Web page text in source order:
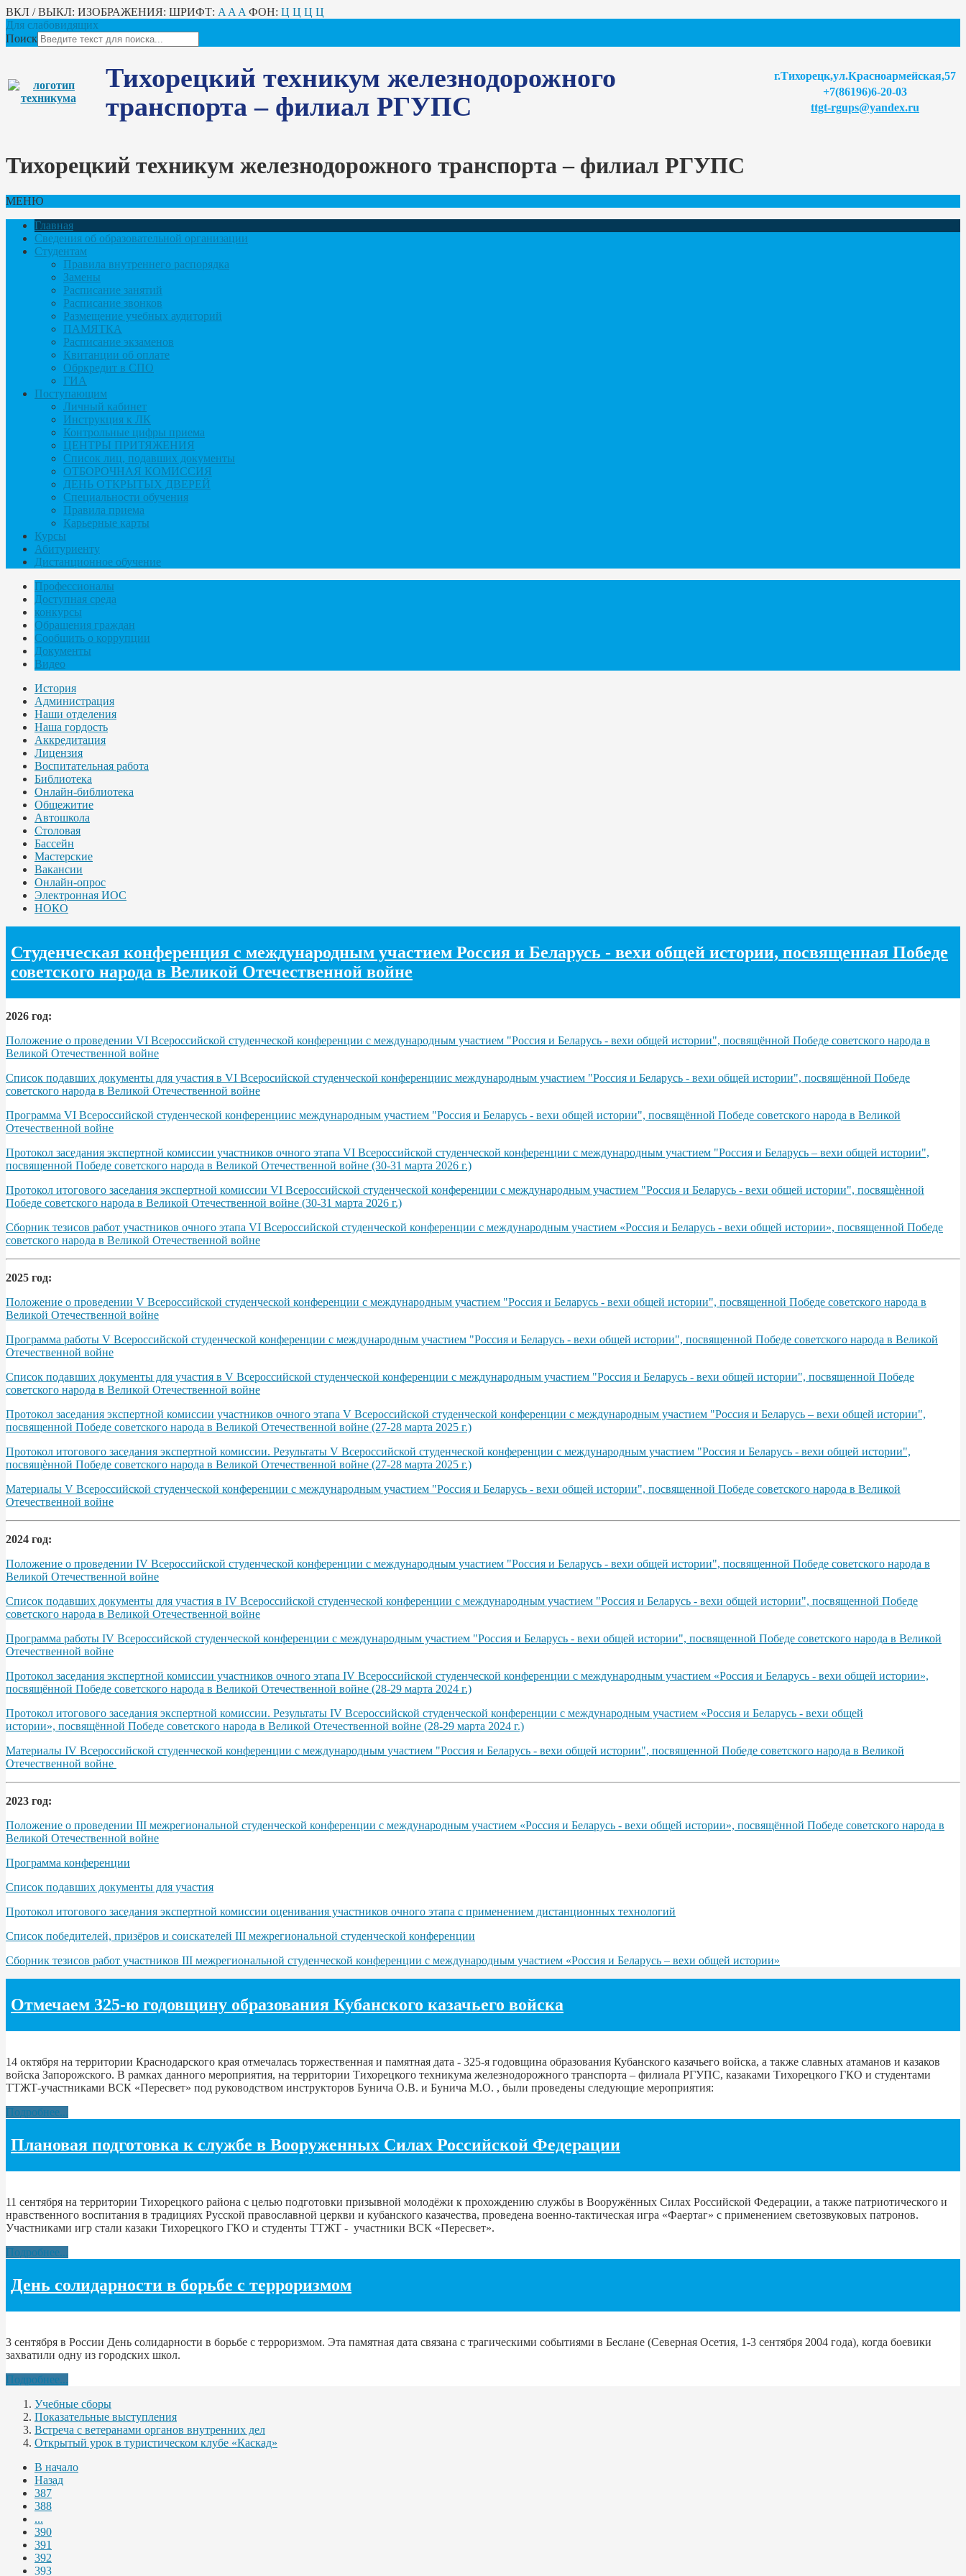
ВКЛ / ВЫКЛ: ИЗОБРАЖЕНИЯ: ШРИФТ: A A A ФОН: Ц Ц Ц Ц
Для слабовидящих
Поиск
Тихорецкий техникум железнодорожного
транспорта – филиал РГУПС
г.Тихорецк,ул.Красноармейская,57
+7(86196)6-20-03
ttgt-rgups@yandex.ru
Тихорецкий техникум железнодорожного транспорта – филиал РГУПС
МЕНЮ
Главная
Сведения об образовательной организации
Студентам
Правила внутреннего распорядка
Замены
Расписание занятий
Расписание звонков
Размещение учебных аудиторий
ПАМЯТКА
Расписание экзаменов
Квитанции об оплате
Обркредит в СПО
ГИА
Поступающим
Личный кабинет
Инструкция к ЛК
Контрольные цифры приема
ЦЕНТРЫ ПРИТЯЖЕНИЯ
Список лиц, подавших документы
ОТБОРОЧНАЯ КОМИССИЯ
ДЕНЬ ОТКРЫТЫХ ДВЕРЕЙ
Специальности обучения
Правила приема
Карьерные карты
Курсы
Абитуриенту
Дистанционное обучение
Профессионалы
Доступная среда
конкурсы
Обращения граждан
Сообщить о коррупции
Документы
Видео
История
Администрация
Наши отделения
Наша гордость
Аккредитация
Лицензия
Воспитательная работа
Библиотека
Онлайн-библиотека
Общежитие
Автошкола
Столовая
Бассейн
Мастерские
Вакансии
Онлайн-опрос
Электронная ИОС
НОКО
Студенческая конференция с международным участием Россия и Беларусь - вехи общей истории, посвященная Победе
советского народа в Великой Отечественной войне
2026 год:
Положение о проведении VI Всероссийской студенческой конференции с международным участием "Россия и Беларусь - вехи общей истории", посвящённой Победе советского народа в
Великой Отечественной войне
Список подавших документы для участия в VI Всеросийской студенческой конференциис международным участием "Россия и Беларусь - вехи общей истории", посвящённой Победе
советского народа в Великой Отечественной войне
Программа VІ Всероссийской студенческой конференциис международным участием "Россия и Беларусь - вехи общей истории", посвящённой Победе советского народа в Великой
Отечественной войне
Протокол заседания экспертной комиссии участников очного этапа VI Всероссийской студенческой конференции с международным участием "Россия и Беларусь – вехи общей истории",
посвященной Победе советского народа в Великой Отечественной войне (30-31 марта 2026 г.)
Протокол итогового заседания экспертной комиссии VI Всероссийской студенческой конференции с международным участием "Россия и Беларусь - вехи общей истории", посвящѐнной
Победе советского народа в Великой Отечественной войне (30-31 марта 2026 г.)
Сборник тезисов работ участников очного этапа VІ Всероссийской студенческой конференции с международным участием «Россия и Беларусь - вехи общей истории», посвященной Победе
советского народа в Великой Отечественной войне
2025 год:
Положение о проведении V Всероссийской студенческой конференции с международным участием "Россия и Беларусь - вехи общей истории", посвященной Победе советского народа в
Великой Отечественной войне
Программа работы V Всероссийской студенческой конференции с международным участием "Россия и Беларусь - вехи общей истории", посвященной Победе советского народа в Великой
Отечественной войне
Список подавших документы для участия в V Всероссийской студенческой конференции с международным участием "Россия и Беларусь - вехи общей истории", посвященной Победе
советского народа в Великой Отечественной войне
Протокол заседания экспертной комиссии участников очного этапа V Всероссийской студенческой конференции с международным участием "Россия и Беларусь – вехи общей истории",
посвященной Победе советского народа в Великой Отечественной войне (27-28 марта 2025 г.)
Протокол итогового заседания экспертной комиссии. Результаты V Всероссийской студенческой конференции с международным участием "Россия и Беларусь - вехи общей истории",
посвящѐнной Победе советского народа в Великой Отечественной войне (27-28 марта 2025 г.)
Материалы V Всероссийской студенческой конференции с международным участием "Россия и Беларусь - вехи общей истории", посвященной Победе советского народа в Великой
Отечественной войне
2024 год:
Положение о проведении IV Всероссийской студенческой конференции с международным участием "Россия и Беларусь - вехи общей истории", посвященной Победе советского народа в
Великой Отечественной войне
Список подавших документы для участия в IV Всероссийской студенческой конференции с международным участием "Россия и Беларусь - вехи общей истории", посвященной Победе
советского народа в Великой Отечественной войне
Программа работы IV Всероссийской студенческой конференции с международным участием "Россия и Беларусь - вехи общей истории", посвященной Победе советского народа в Великой
Отечественной войне
Протокол заседания экспертной комиссии участников очного этапа IV Всероссийской студенческой конференции с международным участием «Россия и Беларусь - вехи общей истории»,
посвящённой Победе советского народа в Великой Отечественной войне (28-29 марта 2024 г.)
Протокол итогового заседания экспертной комиссии. Результаты IV Всероссийской студенческой конференции с международным участием «Россия и Беларусь - вехи общей
истории», посвящённой Победе советского народа в Великой Отечественной войне (28-29 марта 2024 г.)
Материалы IV Всероссийской студенческой конференции с международным участием "Россия и Беларусь - вехи общей истории", посвященной Победе советского народа в Великой
Отечественной войне
2023 год:
Положение о проведении III межрегиональной студенческой конференции с международным участием «Россия и Беларусь - вехи общей истории», посвящённой Победе советского народа в
Великой Отечественной войне
Программа конференции
Список подавших документы для участия
Протокол итогового заседания экспертной комиссии оценивания участников очного этапа с применением дистанционных технологий
Список победителей, призёров и соискателей III межрегиональной студенческой конференции
Сборник тезисов работ участников III межрегиональной студенческой конференции с международным участием «Россия и Беларусь – вехи общей истории»
Отмечаем 325-ю годовщину образования Кубанского казачьего войска
14 октября на территории Краснодарского края отмечалась торжественная и памятная дата - 325-я годовщина образования Кубанского казачьего войска, а также славных атаманов и казаков
войска Запорожского. В рамках данного мероприятия, на территории Тихорецкого техникума железнодорожного транспорта – филиала РГУПС, казаками Тихорецкого ГКО и студентами
ТТЖТ-участниками ВСК «Пересвет» под руководством инструкторов Бунича О.В. и Бунича М.О. , были проведены следующие мероприятия:
Подробнее...
Плановая подготовка к службе в Вооруженных Силах Российской Федерации
11 сентября на территории Тихорецкого района с целью подготовки призывной молодёжи к прохождению службы в Вооружённых Силах Российской Федерации, а также патриотического и
нравственного воспитания в традициях Русской православной церкви и кубанского казачества, проведена военно-тактическая игра «Фаертаг» с применением светозвуковых патронов.
Участниками игр стали казаки Тихорецкого ГКО и студенты ТТЖТ - участники ВСК «Пересвет».
Подробнее...
День солидарности в борьбе с терроризмом
3 сентября в России День солидарности в борьбе с терроризмом. Эта памятная дата связана с трагическими событиями в Беслане (Северная Осетия, 1-3 сентября 2004 года), когда боевики
захватили одну из городских школ.
Подробнее...
Учебные сборы
Показательные выступления
Встреча с ветеранами органов внутренних дел
Открытый урок в туристическом клубе «Каскад»
В начало
Назад
387
388
...
390
391
392
393